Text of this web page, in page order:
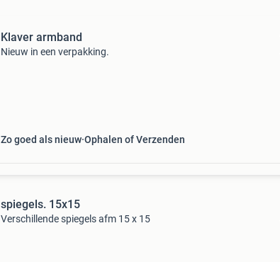
Klaver armband
Nieuw in een verpakking.
Zo goed als nieuw Ophalen of Verzenden
spiegels. 15x15
Verschillende spiegels afm 15 x 15